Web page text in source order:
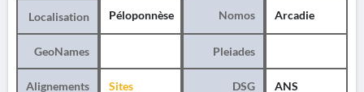
Localisation Péloponnèse Nomos Arcadie
GeoNames Pleiades
Alignements
Sites
DSG ANS